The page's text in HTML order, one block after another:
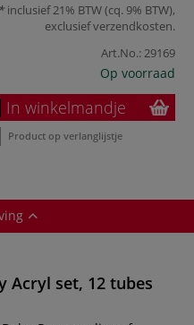
inclusief 21% BTW (cq. 9% BTW),
exclusiefverzendkosten.
Art.No.:29169
Op voorraad
In winkelmandje
Product op verlanglijstje
Acryl set, 12 tubes